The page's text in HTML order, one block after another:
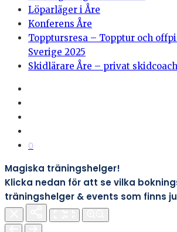
Löparläger i Åre
Konferens Åre
Topptursresa – Topptur och
Sverige 2025
Skidlärare Åre – privat
0
Magiska träningshelger!
Klicka nedan för att se vilka
träningshelger & events som finns